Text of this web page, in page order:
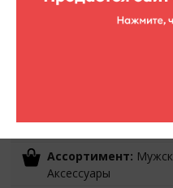
Carlo Pazolini
Время работы:
Ассортимент:
Аксессуары